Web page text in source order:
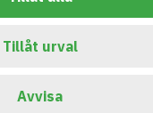
Tillåt urval
Avvisa